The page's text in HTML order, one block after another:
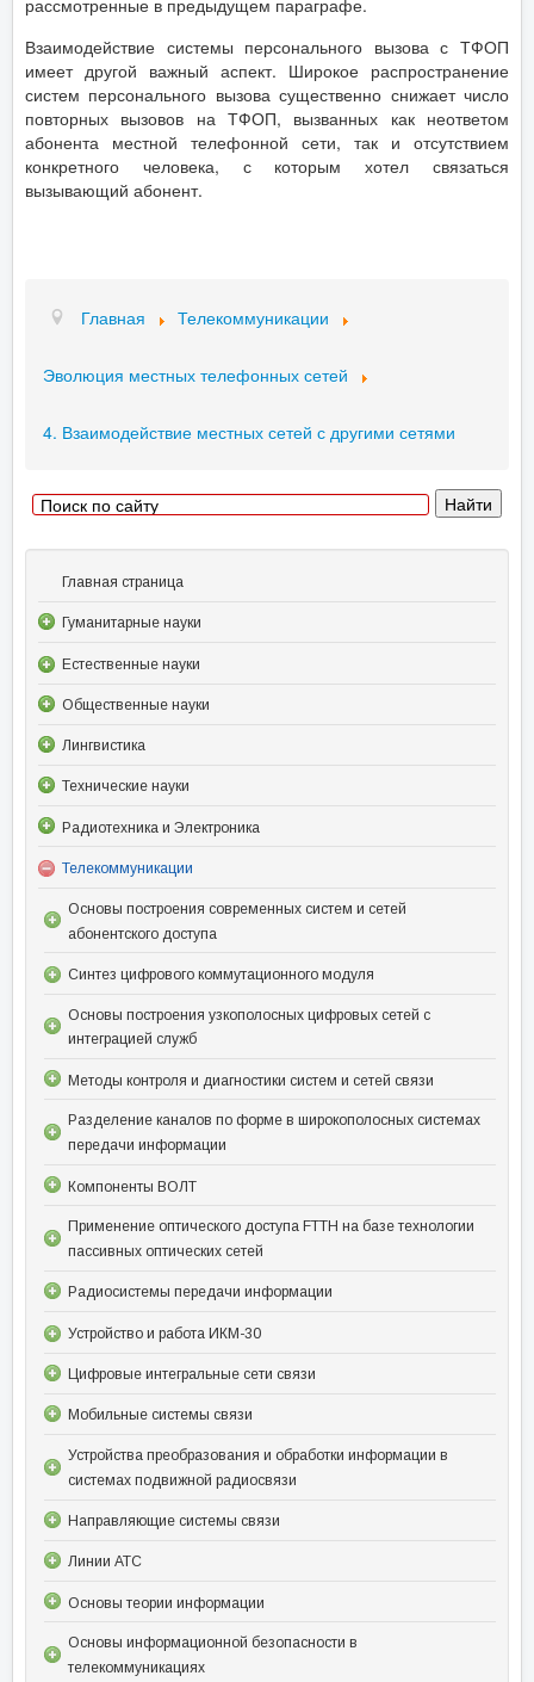
Взаимодействие системы персонального вызова с ТФОП
имеет другой важный аспект. Широкое распространение
систем персонального вызова существенно снижает число
повторных вызовов на ТФОП, вызванных как неответом
абонента местной телефонной сети, так и отсутствием
конкретного человека, с которым хотел связаться
вызывающий абонент.
Главная Телекоммуникации
Эволюция местных телефонных сетей
4. Взаимодействие местных сетей с другими сетями
Главная страница
Гуманитарные науки
Естественные науки
Общественные науки
Лингвистика
Технические науки
Радиотехника и Электроника
Телекоммуникации
Основы построения современных систем и сетей
абонентского доступа
Синтез цифрового коммутационного модуля
Основы построения узкополосных цифровых сетей с
интеграцией служб
Методы контроля и диагностики систем и сетей связи
Разделение каналов по форме в широкополосных системах
передачи информации
Компоненты ВОЛТ
Применение оптического доступа FTTH на базе технологии
пассивных оптических сетей
Радиосистемы передачи информации
Устройство и работа ИКМ-30
Цифровые интегральные сети связи
Мобильные системы связи
Устройства преобразования и обработки информации в
системах подвижной радиосвязи
Направляющие системы связи
Линии АТС
Основы теории информации
Основы информационной безопасности в
телекоммуникациях